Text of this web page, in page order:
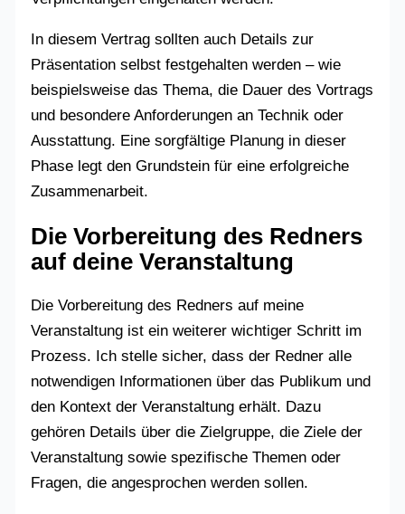
In diesem Vertrag sollten auch Details zur
Präsentation selbst festgehalten werden – wie
beispielsweise das Thema, die Dauer des Vortrags
und besondere Anforderungen an Technik oder
Ausstattung. Eine sorgfältige Planung in dieser
Phase legt den Grundstein für eine erfolgreiche
Zusammenarbeit.
Die Vorbereitung des Redners
auf deine Veranstaltung
Die Vorbereitung des Redners auf meine
Veranstaltung ist ein weiterer wichtiger Schritt im
Prozess. Ich stelle sicher, dass der Redner alle
notwendigen Informationen über das Publikum und
den Kontext der Veranstaltung erhält. Dazu
gehören Details über die Zielgruppe, die Ziele der
Veranstaltung sowie spezifische Themen oder
Fragen, die angesprochen werden sollen.